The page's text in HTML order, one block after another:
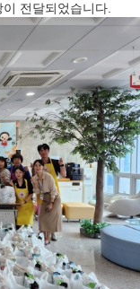
전달되었습니다.